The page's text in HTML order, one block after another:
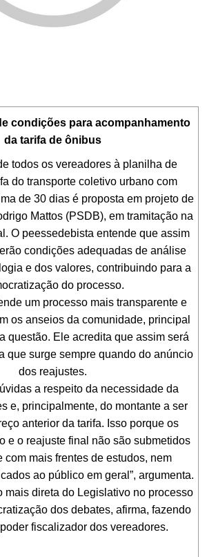
condições para acompanhamento
da tarifa de ônibus
os vereadores à planilha de
do transporte coletivo urbano com
de 30 dias é proposta em projeto de
Mattos (PSDB), em tramitação na
O peessedebista entende que assim
condições adequadas de análise
e dos valores, contribuindo para a
do processo.
um processo mais transparente e
os anseios da comunidade, principal
questão. Ele acredita que assim será
que surge sempre quando do anúncio
dos reajustes.
a respeito da necessidade da
e, principalmente, do montante a ser
anterior da tarifa. Isso porque os
e o reajuste final não são submetidos
com mais frentes de estudos, nem
ao público em geral”, argumenta.
direta do Legislativo no processo
dos debates, afirma, fazendo
fiscalizador dos vereadores.